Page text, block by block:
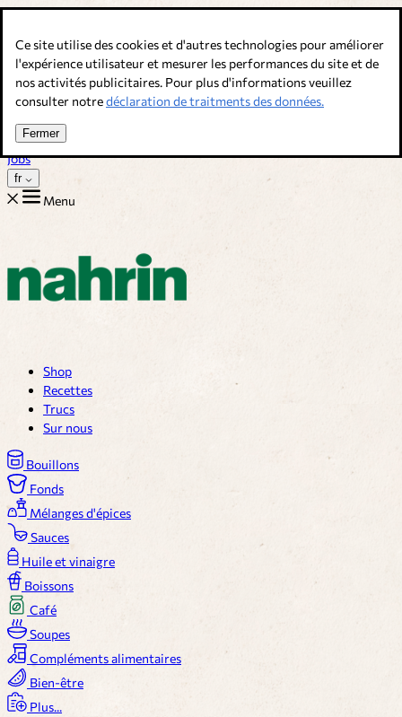
Ce site utilise des cookies et d'autres technologies pour améliorer
l'expérience utilisateur et mesurer les performances du site et de
nos activités publicitaires. Pour plus d'informations veuillez
consulter notredéclaration de traitments des données.
Fermer
Bouillons, épices & compléments alimentaires. Qualité suisse.
Service client
Recettes
Trucs
Sur nous
Jobs
fr
Menu
Shop
Recettes
Trucs
Sur nous
Bouillons
Fonds
Mélanges d'épices
Sauces
Huile et vinaigre
Boissons
Café
Soupes
Compléments alimentaires
Bien-être
Plus...